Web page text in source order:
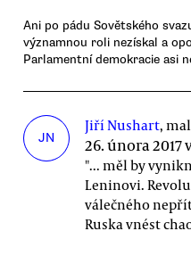
Ani po pádu Sovětského
významnou roli nezískal a
Parlamentní demokracie asi
JN
Jiří Nushart,
26. února 2017 v
"... měl by
Leninovi.
válečného
Ruska vnést